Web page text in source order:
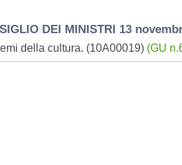
DEI MINISTRI 13
della cultura. (10A00019) (GU